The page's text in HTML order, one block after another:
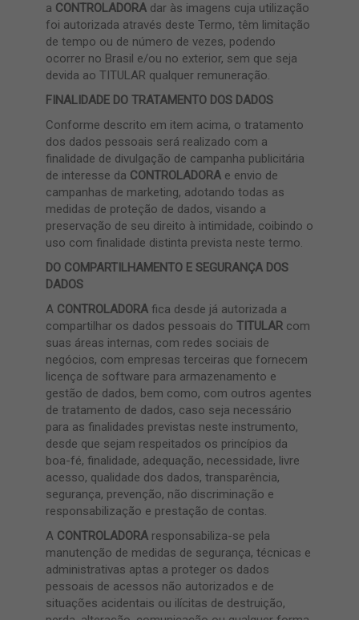
a CONTROLADORAdar às imagens cuja utilização
foi autorizada através deste Termo, têm limitação
de tempo ou de número de vezes, podendo
ocorrer no Brasil e/ou no exterior, sem que seja
devida ao TITULAR qualquer remuneração.
FINALIDADE DO TRATAMENTO DOS DADOS
Conforme descrito em item acima, o tratamento
dos dados pessoais será realizado com a
finalidade de divulgação de campanha publicitária
de interesse da CONTROLADORAe envio de
campanhas de marketing, adotando todas as
medidas de proteção de dados, visando a
preservação de seu direito à intimidade, coibindo o
uso com finalidade distinta prevista neste termo.
DO COMPARTILHAMENTO E SEGURANÇA DOS
DADOS
A CONTROLADORAfica desde já autorizada a
compartilhar os dados pessoais do TITULARcom
suas áreas internas, com redes sociais de
negócios, com empresas terceiras que fornecem
licença de software para armazenamento e
gestão de dados, bem como, com outros agentes
de tratamento de dados, caso seja necessário
para as finalidades previstas neste instrumento,
desde que sejam respeitados os princípios da
boa-fé, finalidade, adequação, necessidade, livre
acesso, qualidade dos dados, transparência,
segurança, prevenção, não discriminação e
responsabilização e prestação de contas.
A CONTROLADORAresponsabiliza-se pela
manutenção de medidas de segurança, técnicas e
administrativas aptas a proteger os dados
pessoais de acessos não autorizados e de
situações acidentais ou ilícitas de destruição,